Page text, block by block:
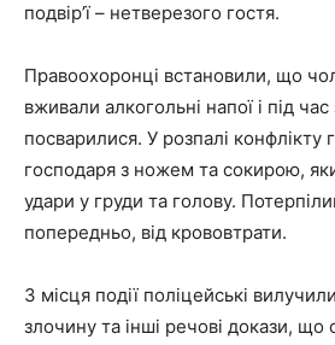
подвір’ї – нетверезого гостя.
Правоохоронці встановили, що
вживали алкогольні напої і під час
посварилися. У розпалі конфлікту
господаря з ножем та сокирою,
удари у груди та голову.
попередньо, від крововтрати.
З місця події поліцейські
злочину та інші речові докази, що